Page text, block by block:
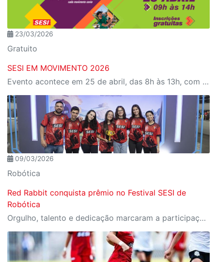
23/03/2026
Gratuito
SESI EM MOVIMENTO 2026
Evento acontece em 25 de abril, das 8h às 13h, com programação para todas as idades
09/03/2026
Robótica
Red Rabbit conquista prêmio no Festival SESI de
Robótica
Orgulho, talento e dedicação marcaram a participação da equipe na etapa nacional